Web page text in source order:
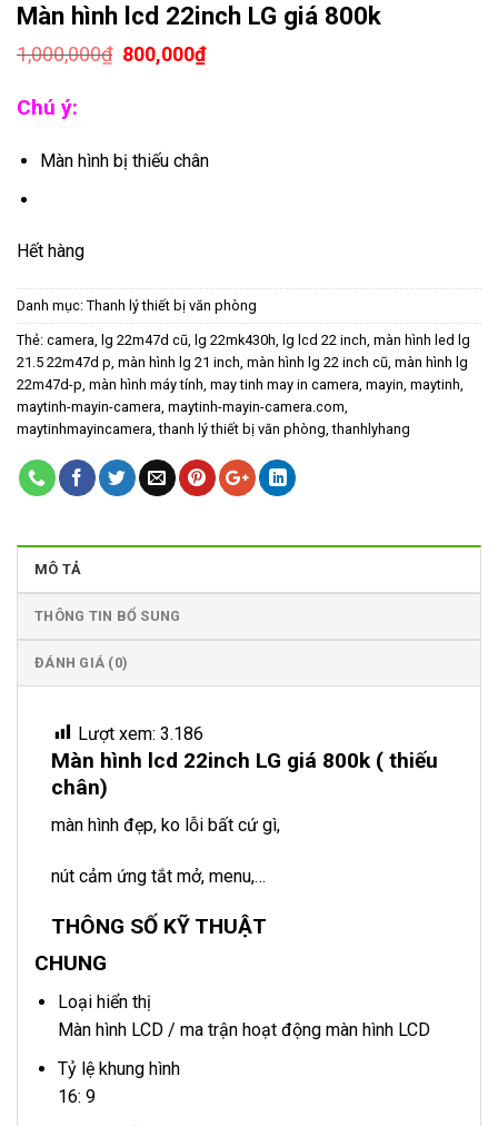
Màn hình lcd 22inch LG giá 800k
1,000,000₫ Giá
800,000₫Giá
Chú ý:
Màn hình bị thiếu chân
Hết hàng
Danh mục: Thanh lý thiết bị văn phòng
Thẻ: camera lg 22m47d cũ lg 22mk430h lg lcd 22 inch màn hình led lg
21.5 22m47d p màn hình lg 21 inch màn hình lg 22 inch cũ màn hình lg
22m47d-p màn hình máy tính may tinh may in camera mayin maytinh
maytinh-mayin-camera maytinh-mayin-camera.com
maytinhmayincamera ,thanh lý thiết bị văn phòng ,thanhlyhang
MÔ TẢ
THÔNG TIN BỔ SUNG
ĐÁNH GIÁ (0)
Lượt xem: 3.186
Màn hình lcd 22inch LG giá 800k ( thiếu
chân)
màn hình đẹp, ko lỗi bất cứ gì,
nút cảm ứng tắt mở, menu,…
THÔNG SỐ KỸ THUẬT
CHUNG
Loại hiển thị
Màn hình LCD / ma trận hoạt động màn hình LCD
Tỷ lệ khung hình
16: 9